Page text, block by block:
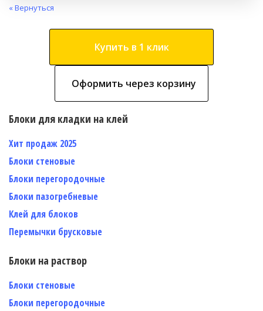
« Вернуться
Купить в 1 клик
Оформить через корзину
Блоки для кладки на клей
Хит продаж 2025
Блоки стеновые
Блоки перегородочные
Блоки пазогребневые
Клей для блоков
Перемычки брусковые
Блоки на раствор
Блоки стеновые
Блоки перегородочные